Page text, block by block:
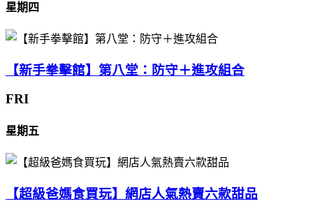
星期四
【新手拳擊館】第八堂：防守＋進攻組合
FRI
星期五
【超級爸媽食買玩】網店人氣熱賣六款甜品